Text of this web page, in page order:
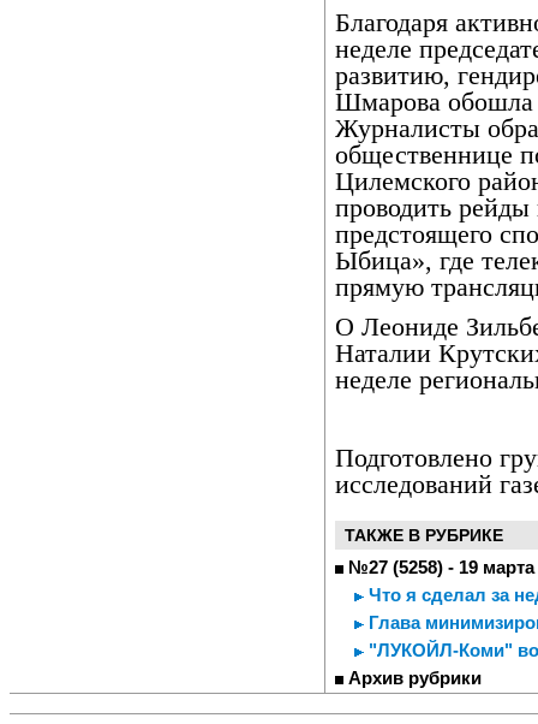
Благодаря
неделе
развитию,
Шмарова обошла
Журналисты
общественнице
Цилемского
проводить
предстоящего
Ыбица», где
прямую
О Леониде
Наталии
неделе
Подготовлено
исследований
ТАКЖЕ В РУБРИКЕ
№27 (5258) - 19 марта
Что я сделал за
Глава
"ЛУКОЙЛ-Коми"
Архив рубрики